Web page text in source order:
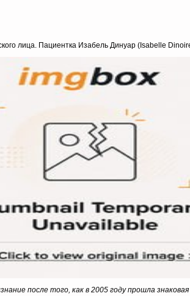
лица. Пациентка Изабель Динуар (Isabelle
после того, как в 2005 году прошла